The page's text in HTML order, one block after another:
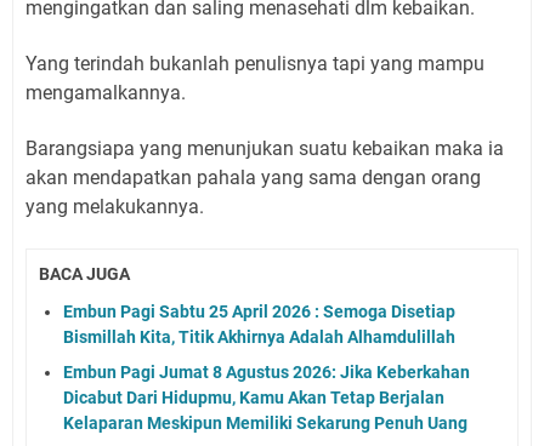
mengingatkan dan saling menasehati dlm kebaikan.
Yang terindah bukanlah penulisnya tapi yang mampu
mengamalkannya.
Barangsiapa yang menunjukan suatu kebaikan maka ia
akan mendapatkan pahala yang sama dengan orang
yang melakukannya.
BACA JUGA
Embun Pagi Sabtu 25 April 2026 : Semoga Disetiap
Bismillah Kita, Titik Akhirnya Adalah Alhamdulillah
Embun Pagi Jumat 8 Agustus 2026: Jika Keberkahan
Dicabut Dari Hidupmu, Kamu Akan Tetap Berjalan
Kelaparan Meskipun Memiliki Sekarung Penuh Uang